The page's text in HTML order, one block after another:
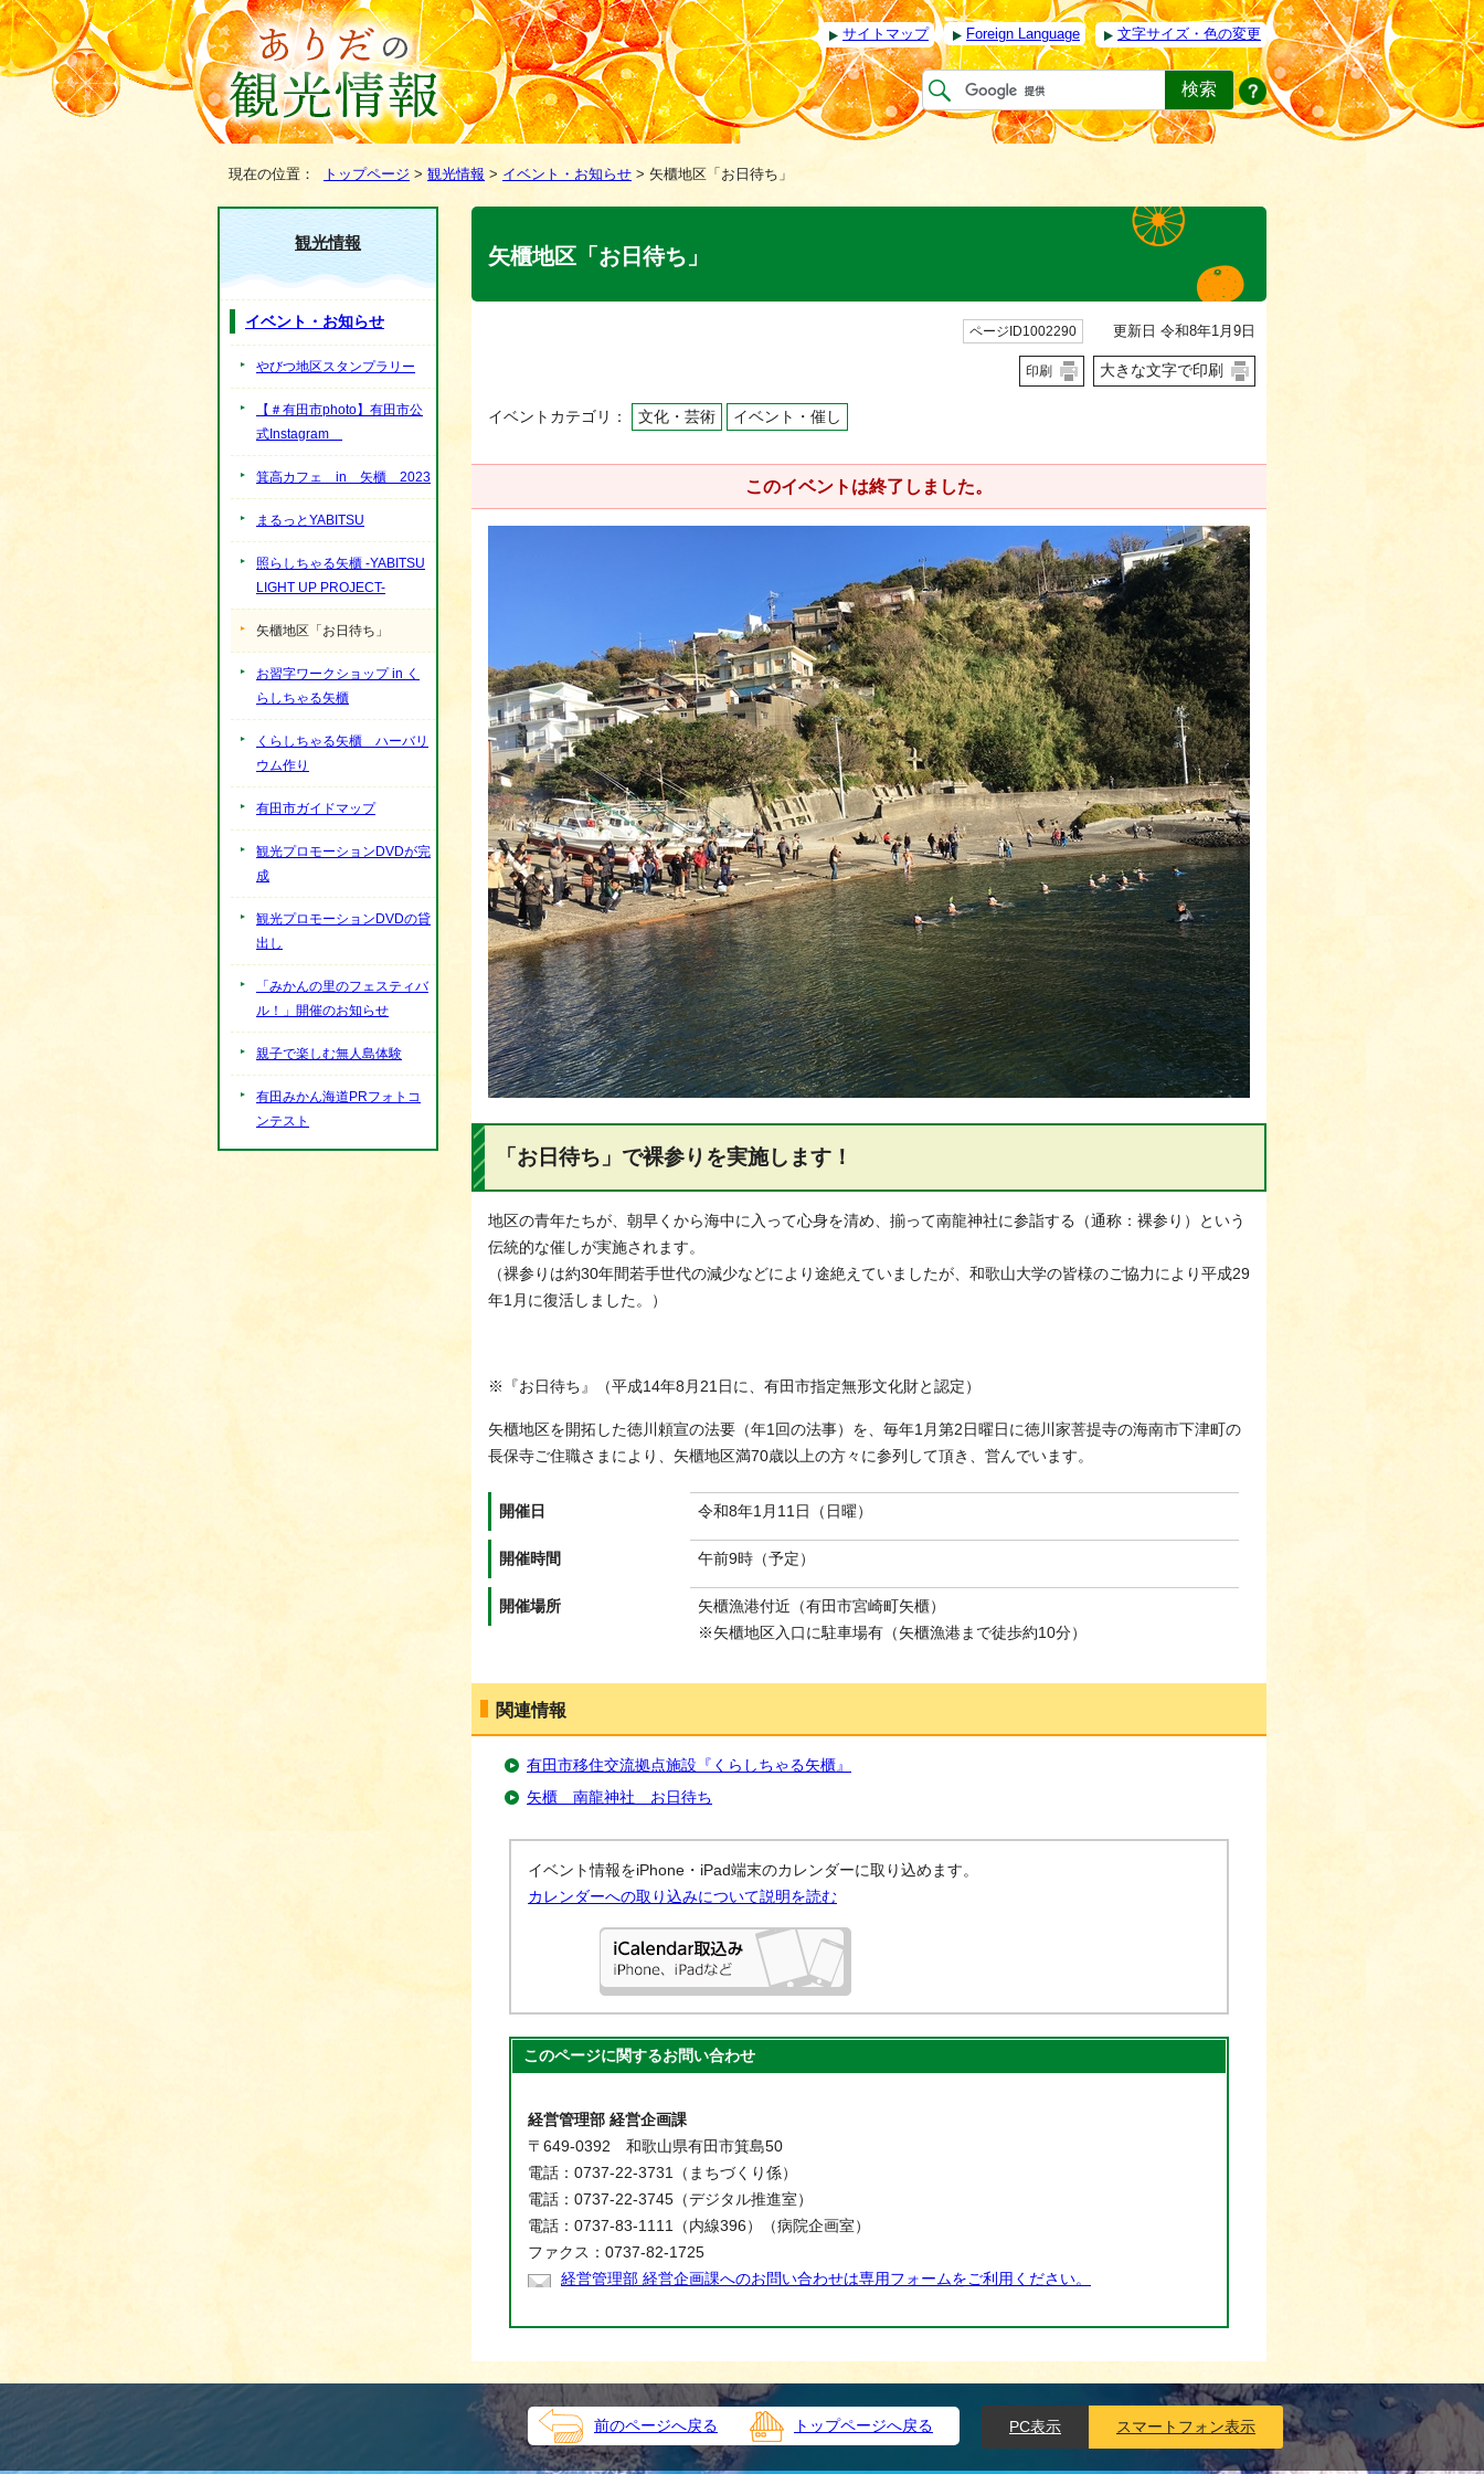
サイトマップ Foreign Language 文字サイズ・色の変更
現在の位置： トップページ > 観光情報 > イベント・お知らせ > 矢櫃地区「お日待ち」
矢櫃地区「お日待ち」
ページID1002290 更新日 令和8年1月9日
印刷 大きな文字で印刷
イベントカテゴリ： 文化・芸術 イベント・催し
このイベントは終了しました。
「お日待ち」で裸参りを実施します！
地区の青年たちが、朝早くから海中に入って心身を清め、揃って南龍神社に参詣する（通称：裸参り）という
伝統的な催しが実施されます。
（裸参りは約30年間若手世代の減少などにより途絶えていましたが、和歌山大学の皆様のご協力により平成29
年1月に復活しました。）
※『お日待ち』（平成14年8月21日に、有田市指定無形文化財と認定）
矢櫃地区を開拓した徳川頼宣の法要（年1回の法事）を、毎年1月第2日曜日に徳川家菩提寺の海南市下津町の
長保寺ご住職さまにより、矢櫃地区満70歳以上の方々に参列して頂き、営んでいます。
開催日 令和8年1月11日（日曜）
開催時間 午前9時（予定）
開催場所
矢櫃漁港付近（有田市宮崎町矢櫃）
※矢櫃地区入口に駐車場有（矢櫃漁港まで徒歩約10分）
関連情報
有田市移住交流拠点施設『くらしちゃる矢櫃』
矢櫃 南龍神社 お日待ち
イベント情報をiPhone・iPad端末のカレンダーに取り込めます。
カレンダーへの取り込みについて説明を読む
このページに関するお問い合わせ
経営管理部 経営企画課
〒649-0392 和歌山県有田市箕島50
電話：0737-22-3731（まちづくり係）
電話：0737-22-3745（デジタル推進室）
電話：0737-83-1111（内線396）（病院企画室）
ファクス：0737-82-1725
経営管理部 経営企画課へのお問い合わせは専用フォームをご利用ください。
観光情報
イベント・お知らせ
やびつ地区スタンプラリー
【＃有田市photo】有田市公
式Instagram
箕高カフェ in 矢櫃 2023
まるっとYABITSU
照らしちゃる矢櫃 -YABITSU
LIGHT UP PROJECT-
矢櫃地区「お日待ち」
お習字ワークショップ in く
らしちゃる矢櫃
くらしちゃる矢櫃 ハーバリ
ウム作り
有田市ガイドマップ
観光プロモーションDVDが完
成
観光プロモーションDVDの貸
出し
「みかんの里のフェスティバ
ル！」開催のお知らせ
親子で楽しむ無人島体験
有田みかん海道PRフォトコ
ンテスト
前のページへ戻る トップページへ戻る PC表示 スマートフォン表示